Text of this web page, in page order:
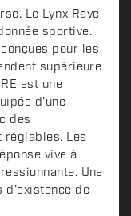
Le Lynx Rave
sportive.
pour les
supérieure
est une
d'une
des
réglables. Les
vive à
Une
d'existence de